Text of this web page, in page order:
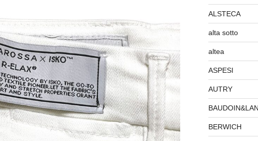
ALSTECA
alta sotto
altea
ASPESI
AUTRY
BERWICH